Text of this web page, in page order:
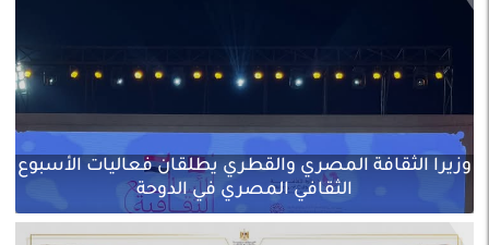
وزيرا الثقافة المصري والقطري يطلقان فعاليات الأسبوع
الثقافي المصري في الدوحة